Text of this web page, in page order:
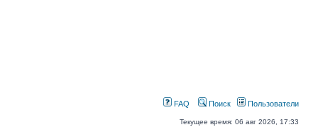
FAQ Поиск Пользователи
Текущее время: 06 авг 2026, 17:33